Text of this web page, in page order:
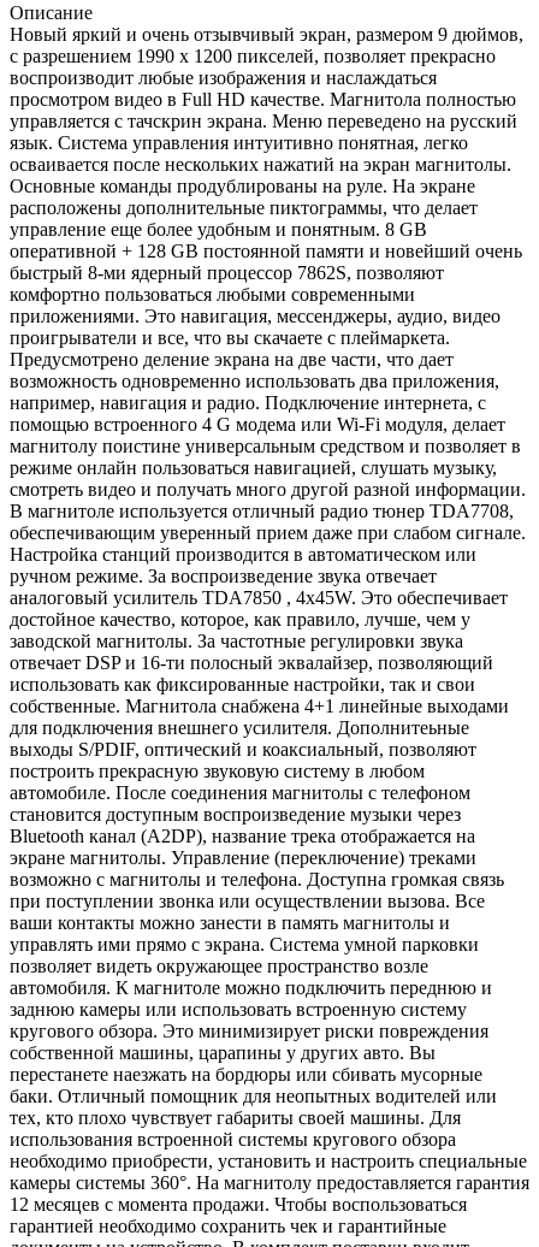
Описание
Новый яркий и очень отзывчивый экран, размером 9 дюймов,
с разрешением 1990 х 1200 пикселей, позволяет прекрасно
воспроизводит любые изображения и наслаждаться
просмотром видео в Full HD качестве. Магнитола полностью
управляется с тачскрин экрана. Меню переведено на русский
язык. Система управления интуитивно понятная, легко
осваивается после нескольких нажатий на экран магнитолы.
Основные команды продублированы на руле. На экране
расположены дополнительные пиктограммы, что делает
управление еще более удобным и понятным. 8 GB
оперативной + 128 GB постоянной памяти и новейший очень
быстрый 8-ми ядерный процессор 7862S, позволяют
комфортно пользоваться любыми современными
приложениями. Это навигация, мессенджеры, аудио, видео
проигрыватели и все, что вы скачаете с плеймаркета.
Предусмотрено деление экрана на две части, что дает
возможность одновременно использовать два приложения,
например, навигация и радио. Подключение интернета, с
помощью встроенного 4 G модема или Wi-Fi модуля, делает
магнитолу поистине универсальным средством и позволяет в
режиме онлайн пользоваться навигацией, слушать музыку,
смотреть видео и получать много другой разной информации.
В магнитоле используется отличный радио тюнер TDA7708,
обеспечивающим уверенный прием даже при слабом сигнале.
Настройка станций производится в автоматическом или
ручном режиме. За воспроизведение звука отвечает
аналоговый усилитель TDA7850 , 4x45W. Это обеспечивает
достойное качество, которое, как правило, лучше, чем у
заводской магнитолы. За частотные регулировки звука
отвечает DSP и 16-ти полосный эквалайзер, позволяющий
использовать как фиксированные настройки, так и свои
собственные. Магнитола снабжена 4+1 линейные выходами
для подключения внешнего усилителя. Дополнитеьные
выходы S/PDIF, оптический и коаксиальный, позволяют
построить прекрасную звуковую систему в любом
автомобиле. После соединения магнитолы с телефоном
становится доступным воспроизведение музыки через
Bluetooth канал (A2DP), название трека отображается на
экране магнитолы. Управление (переключение) треками
возможно с магнитолы и телефона. Доступна громкая связь
при поступлении звонка или осуществлении вызова. Все
ваши контакты можно занести в память магнитолы и
управлять ими прямо с экрана. Система умной парковки
позволяет видеть окружающее пространство возле
автомобиля. К магнитоле можно подключить переднюю и
заднюю камеры или использовать встроенную систему
кругового обзора. Это минимизирует риски повреждения
собственной машины, царапины у других авто. Вы
перестанете наезжать на бордюры или сбивать мусорные
баки. Отличный помощник для неопытных водителей или
тех, кто плохо чувствует габариты своей машины. Для
использования встроенной системы кругового обзора
необходимо приобрести, установить и настроить специальные
камеры системы 360°. На магнитолу предоставляется гарантия
12 месяцев с момента продажи. Чтобы воспользоваться
гарантией необходимо сохранить чек и гарантийные